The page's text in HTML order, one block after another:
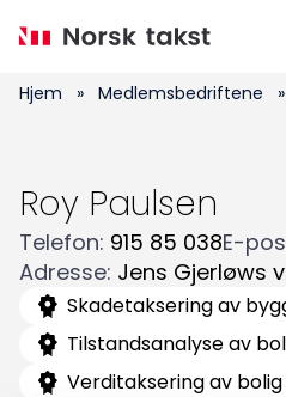
hovedinnhold
Søk
etter:
Hjem » Medlemsbedriftene »
Roy Paulsen
Telefon: 915 85 038E-
Adresse: Jens Gjerløws
Skadetaksering av
Tilstandsanalyse av
Verditaksering av bolig